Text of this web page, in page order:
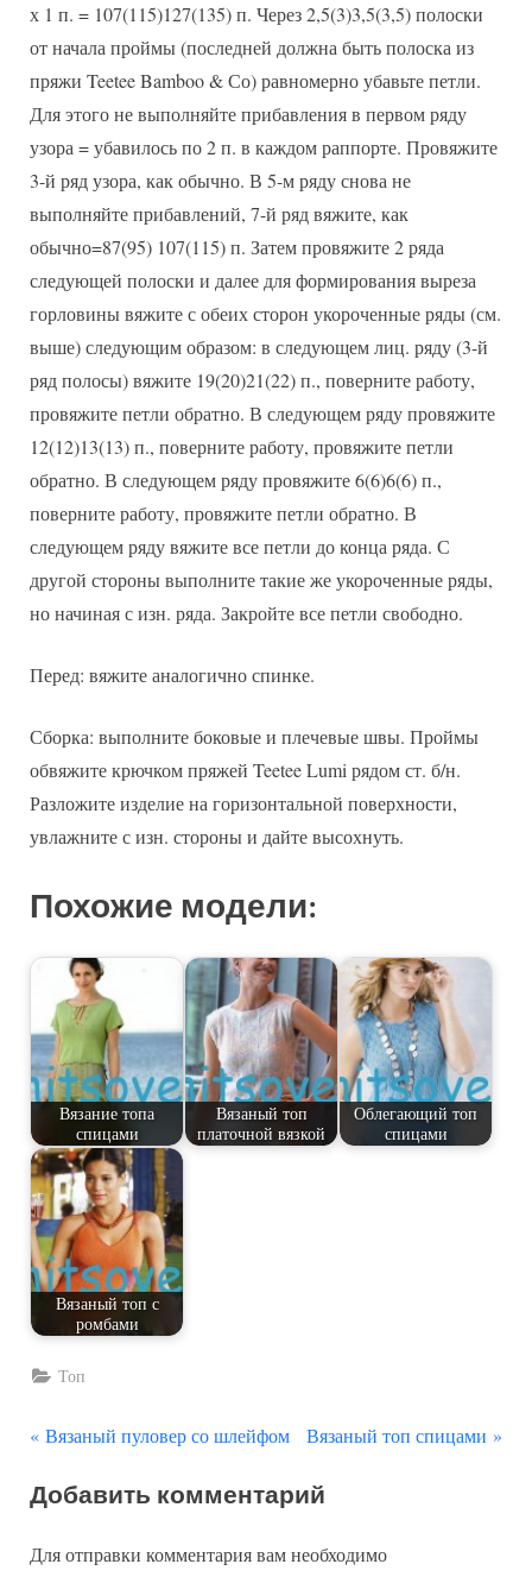
х 1 п. = 107(115)127(135) п. Через 2,5(3)3,5(3,5) полоски
от начала проймы (последней должна быть полоска из
пряжи Teetee Bamboo & Со) равномерно убавьте петли.
Для этого не выполняйте прибавления в первом ряду
узора = убавилось по 2 п. в каждом раппорте. Провяжите
3-й ряд узора, как обычно. В 5-м ряду снова не
выполняйте прибавлений, 7-й ряд вяжите, как
обычно=87(95) 107(115) п. Затем провяжите 2 ряда
следующей полоски и далее для формирования выреза
горловины вяжите с обеих сторон укороченные ряды (см.
выше) следующим образом: в следующем лиц. ряду (3-й
ряд полосы) вяжите 19(20)21(22) п., поверните работу,
провяжите петли обратно. В следующем ряду провяжите
12(12)13(13) п., поверните работу, провяжите петли
обратно. В следующем ряду провяжите 6(6)6(6) п.,
поверните работу, провяжите петли обратно. В
следующем ряду вяжите все петли до конца ряда. С
другой стороны выполните такие же укороченные ряды,
но начиная с изн. ряда. Закройте все петли свободно.
Перед: вяжите аналогично спинке.
Сборка: выполните боковые и плечевые швы. Проймы
обвяжите крючком пряжей Teetee Lumi рядом ст. б/н.
Разложите изделие на горизонтальной поверхности,
увлажните с изн. стороны и дайте высохнуть.
Похожие модели:
Вязание топа
спицами
Вязаный топ
платочной вязкой
Облегающий топ
спицами
Вязаный топ с
ромбами
Топ
Навигация
по
записям
П
е
ы
Вязаный пуловер со шлейфом
С
е
у
Вязаный топ спицами
Добавить комментарий
Для отправки комментария вам необходимо